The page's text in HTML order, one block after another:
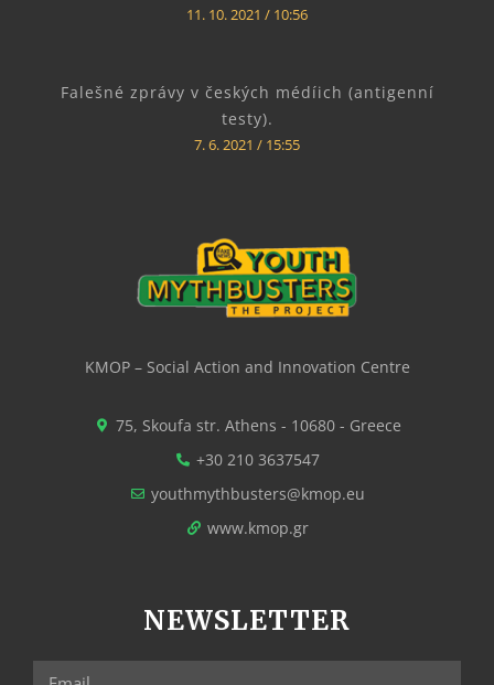
11. 10. 2021 10:56
Falešné zprávy v českých médíich (antigenní
testy).
7. 6. 2021 15:55
KMOP – Social Action and Innovation Centre
75, Skoufa str. Athens - 10680 - Greece
+30 210 3637547
youthmythbusters@kmop.eu
www.kmop.gr
NEWSLETTER